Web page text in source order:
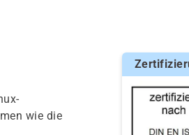
wie die